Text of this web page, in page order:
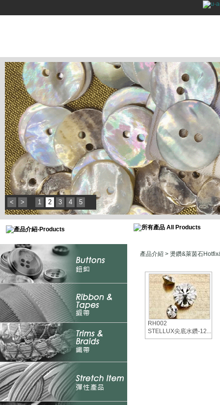
< > 1 2 3 4 5
產品介紹 > 燙鑽&萊茵石
RH002
STELLUX尖底水鑽-12...